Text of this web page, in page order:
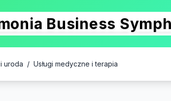
Business
uroda / Usługi medyczne i terapia